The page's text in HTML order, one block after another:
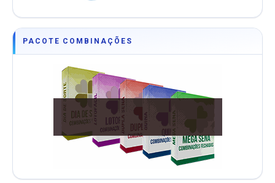
PACOTE COMBINAÇÕES